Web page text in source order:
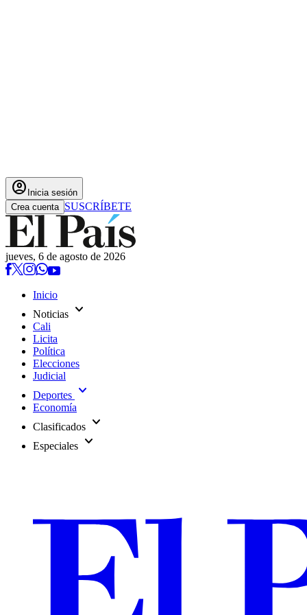
account_circle Inicia sesión
Crea cuenta SUSCRÍBETE
jueves, 6 de agosto de 2026
Inicio
Noticias expand_more
Cali
Licita
Política
Elecciones
Judicial
Deportes expand_more
Economía
Clasificados expand_more
Especiales expand_more